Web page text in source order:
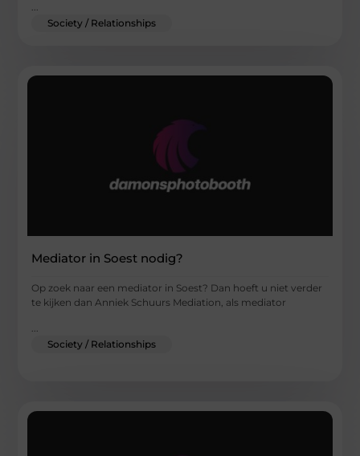
...
Society / Relationships
Mediator in Soest nodig?
Op zoek naar een mediator in Soest? Dan hoeft u niet verder
te kijken dan Anniek Schuurs Mediation, als mediator
...
Society / Relationships